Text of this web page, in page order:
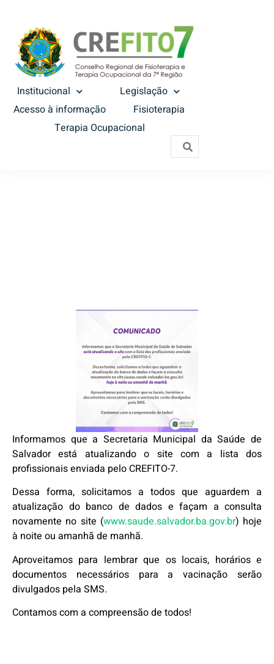
Institucional
Legislação
Acesso à informação
Fisioterapia
Terapia Ocupacional
Informamos que a Secretaria Municipal da Saúde de
Salvador está atualizando o site com a lista dos
profissionais enviada pelo CREFITO-7.
Dessa forma, solicitamos a todos que aguardem a
atualização do banco de dados e façam a consulta
novamente no site (www.saude.salvador.ba.gov.br) hoje
à noite ou amanhã de manhã.
Aproveitamos para lembrar que os locais, horários e
documentos necessários para a vacinação serão
divulgados pela SMS.
Contamos com a compreensão de todos!